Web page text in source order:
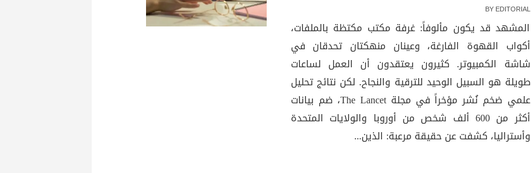
BY EDITORIAL
المشهد قد يكون مألوفاً: غرفة مكتب مكتظة بالملفات،
أكواب القهوة الفارغة، وعينان منهكتان تحدقان في
شاشة الكمبيوتر. كثيرون يعتقدون أن العمل لساعات
طويلة هو السبيل الوحيد للترقية والنجاح. لكن نتائج تحليل
علمي ضخم نُشر مؤخراً في مجلة The Lancet، ضم بيانات
أكثر من 600 ألف شخص من أوروبا والولايات المتحدة
وأستراليا، كشفت عن حقيقة مرعبة: الذين...